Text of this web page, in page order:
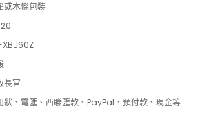
或木條包裝
XBJ60Z
長官
狀、電匯、西聯匯款、PayPal、預付款、現金等